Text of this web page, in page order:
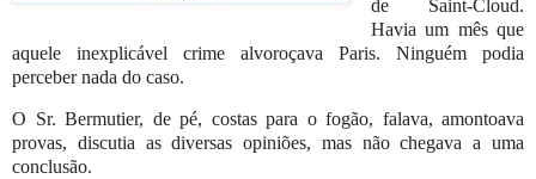
de Saint-Cloud.
Havia um mês que
aquele inexplicável crime alvoroçava Paris. Ninguém podia
perceber nada do caso.
O Sr. Bermutier, de pé, costas para o fogão, falava, amontoava
provas, discutia as diversas opiniões, mas não chegava a uma
conclusão.